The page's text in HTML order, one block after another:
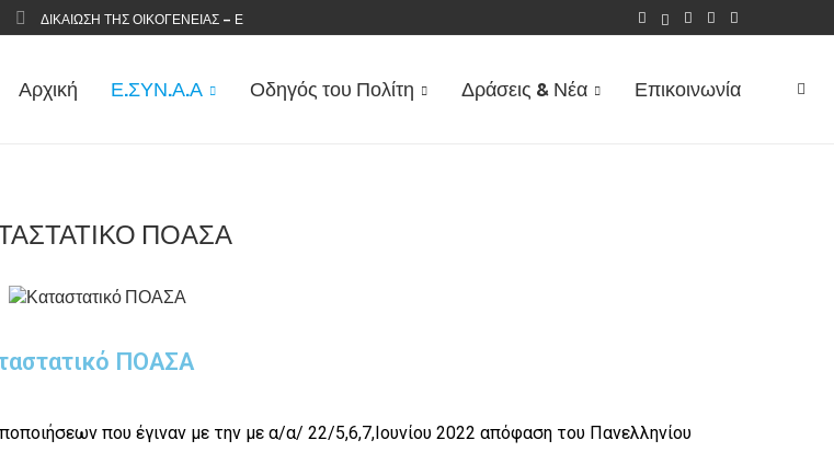
ΔΙΚΑΊΩΣΗ ΤΗΣ ΟΙΚΟΓΈΝΕΙΑΣ – ΕΠΑΝΑΦΟΡΆ ΤΟΥ ΕΠΙΔΌΜΑΤΟΣ ΤΈΚΝΟΥ...
Αρχική Ε.ΣΥΝ.Α.Α Οδηγός του Πολίτη Δράσεις & Νέα Επικοινωνία
ΠΟΑΣΑ
ΠΟΑΣΑ
που έγιναν με την με α/α/ 22/5,6,7,Ιουνίου 2022 απόφαση του Πανελληνίου